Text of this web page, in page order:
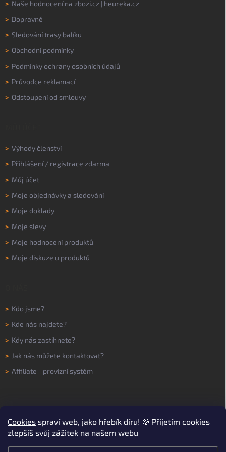
Cookies spraví web, jako hřebík díru! 🍪 Přijetím cookies
zlepšíš svůj zážitek na našem webu
> Naše hodnocení na zbozi.cz | heureka.cz
> Dopravné
> Sledování trasy balíku
> Obchodní podmínky
> Podmínky ochrany osobních údajů
> Průvodce reklamací
> Odstoupení od smlouvy
> Výhody členství
> Přihlášení/ registrace zdarma
> Můj účet
> Moje objednávky a sledování
> Moje doklady
> Moje slevy
> Moje hodnocení produktů
> Moje diskuze u produktů
> Kdo jsme?
> Kde nás najdete?
> Kdy nás zastihnete?
> Jak nás můžete kontaktovat?
> Affiliate - provizní systém